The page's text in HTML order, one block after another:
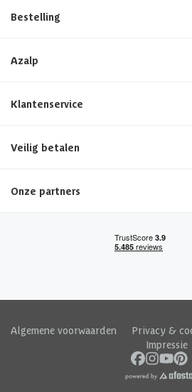
Bestelling
Azalp
Klantenservice
Veilig betalen
Onze partners
Algemene voorwaarden Privacy &
Impressie